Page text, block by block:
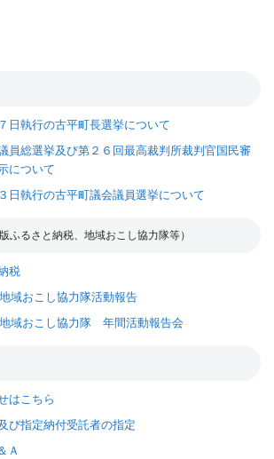
日執行の古平町長選挙について
員総選挙及び第２６回最高裁判所裁判官国民審
について
日執行の古平町議会議員選挙について
ふるさと納税、地域おこし協力隊等）
税
域おこし協力隊活動報告
域おこし協力隊 年間活動報告会
はこちら
び指定納付受託者の指定
Ａ